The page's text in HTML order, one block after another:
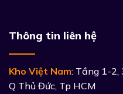
Thông tin liên hệ
Kho Việt Nam: Tầng 1-2,
Q Thủ Đức, Tp HCM